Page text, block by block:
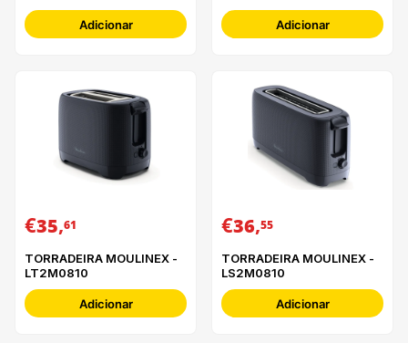
DK8638E0
Adicionar
- VD70PAE0
Adicionar
€35,61
TORRADEIRA MOULINEX -
LT2M0810
Adicionar
€36,55
TORRADEIRA MOULINEX -
LS2M0810
Adicionar